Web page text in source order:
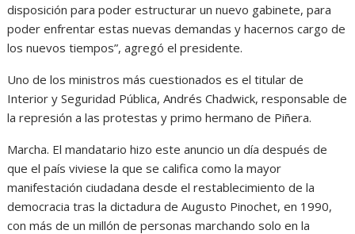
disposición para poder estructurar un nuevo gabinete, para
poder enfrentar estas nuevas demandas y hacernos cargo de
los nuevos tiempos”, agregó el presidente.
Uno de los ministros más cuestionados es el titular de
Interior y Seguridad Pública, Andrés Chadwick, responsable de
la represión a las protestas y primo hermano de Piñera.
Marcha. El mandatario hizo este anuncio un día después de
que el país viviese la que se califica como la mayor
manifestación ciudadana desde el restablecimiento de la
democracia tras la dictadura de Augusto Pinochet, en 1990,
con más de un millón de personas marchando solo en la